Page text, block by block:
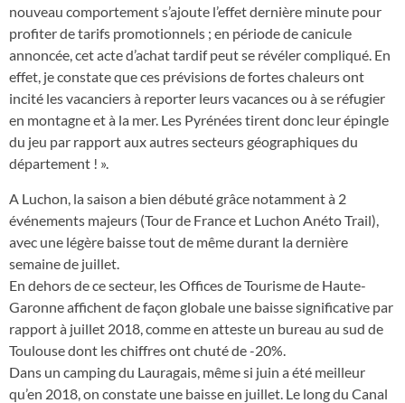
nouveau comportement s’ajoute l’effet dernière minute pour
profiter de tarifs promotionnels ; en période de canicule
annoncée, cet acte d’achat tardif peut se révéler compliqué. En
effet, je constate que ces prévisions de fortes chaleurs ont
incité les vacanciers à reporter leurs vacances ou à se réfugier
en montagne et à la mer. Les Pyrénées tirent donc leur épingle
du jeu par rapport aux autres secteurs géographiques du
département ! ».
A Luchon, la saison a bien débuté grâce notamment à 2
événements majeurs (Tour de France et Luchon Anéto Trail),
avec une légère baisse tout de même durant la dernière
semaine de juillet.
En dehors de ce secteur, les Offices de Tourisme de Haute-
Garonne affichent de façon globale une baisse significative par
rapport à juillet 2018, comme en atteste un bureau au sud de
Toulouse dont les chiffres ont chuté de -20%.
Dans un camping du Lauragais, même si juin a été meilleur
qu’en 2018, on constate une baisse en juillet. Le long du Canal